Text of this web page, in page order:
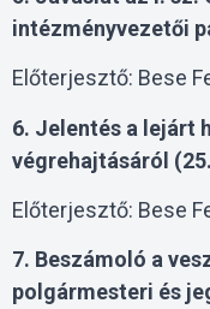
intézményvezetői
Előterjesztő: Bese
6. Jelentés a lejárt
végrehajtásáról
Előterjesztő: Bese
7. Beszámoló a
polgármesteri és